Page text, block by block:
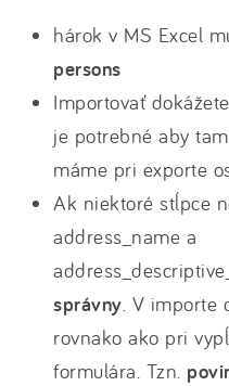
hárok v MS Excel
persons
Importovať
je potrebné aby
máme pri exporte
Ak niektoré stĺpce
address_name a
správny. V importe
rovnako ako pri
formulára. Tzn.